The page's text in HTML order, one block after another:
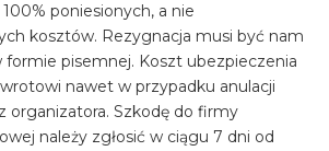
poniesionych, a nie
kosztów. Rezygnacja musi być nam
formie pisemnej. Koszt ubezpieczenia
nawet w przypadku anulacji
organizatora. Szkodę do firmy
należy zgłosić w ciągu 7 dni od